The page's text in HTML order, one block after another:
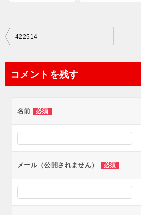
投
ビ
422514
コメントを残す
名前 必須
メール（公開されません） 必須